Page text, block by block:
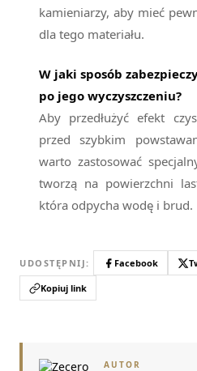
kamieniarzy, aby mieć
dla tego materiału.
W jaki sposób
po jego wyczyszczeniu?
Aby przedłużyć efekt
przed szybkim
warto zastosować
tworzą na powierzchni
która odpycha wodę i brud.
UDOSTĘPNIJ: Facebook
Kopiuj link
AUTOR